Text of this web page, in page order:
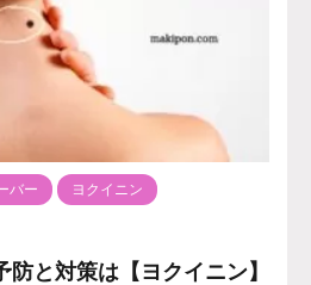
バー ヨクイニン
と対策は【ヨクイニン】